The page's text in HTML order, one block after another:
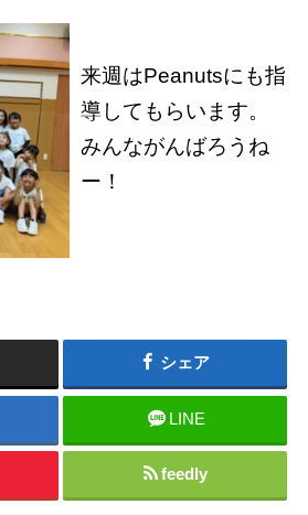
来週はPeanutsにも指
導してもらいます。
みんながんばろうね
ー！
シェア
LINE
feedly